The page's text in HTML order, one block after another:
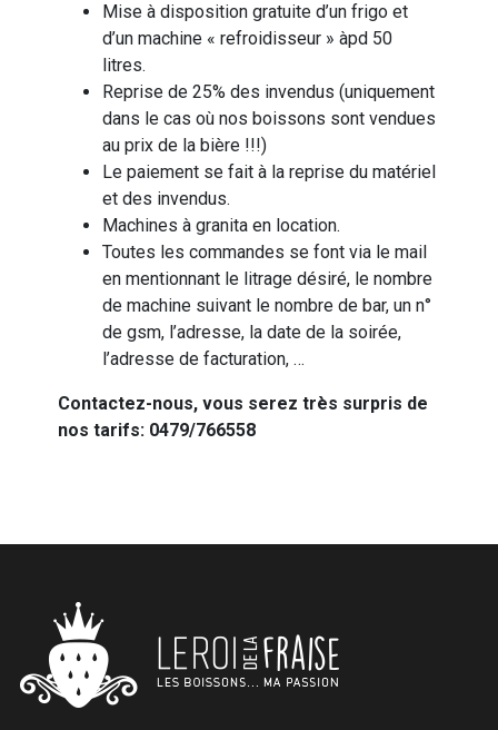
Mise à disposition gratuite d’un frigo et
d’un machine « refroidisseur » àpd 50
litres.
Reprise de 25% des invendus (uniquement
dans le cas où nos boissons sont vendues
au prix de la bière !!!)
Le paiement se fait à la reprise du matériel
et des invendus.
Machines à granita en location.
Toutes les commandes se font via le mail
en mentionnant le litrage désiré, le nombre
de machine suivant le nombre de bar, un n°
de gsm, l’adresse, la date de la soirée,
l’adresse de facturation, …
Contactez-nous, vous serez très surpris de
nos tarifs: 0479/766558